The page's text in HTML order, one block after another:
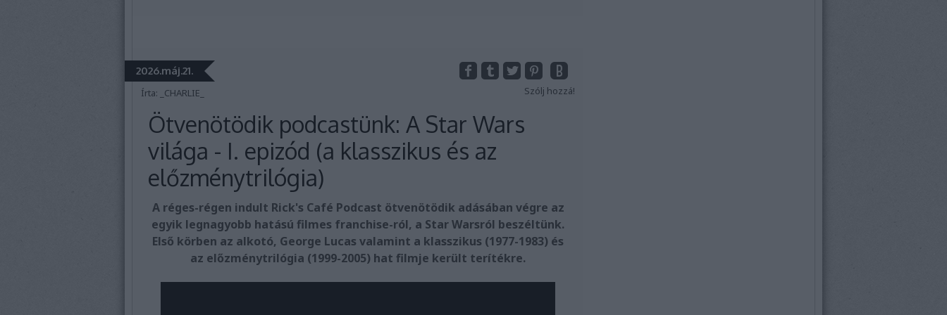
2026.máj.21.
Írta: _CHARLIE_ Szólj hozzá!
Ötvenötödik podcastünk: A Star Wars
világa - I. epizód (a klasszikus és az
előzménytrilógia)
A réges-régen indult Rick's Café Podcast ötvenötödik adásában végre az
egyik legnagyobb hatású filmes franchise-ról, a Star Warsról beszéltünk.
Első körben az alkotó, George Lucas valamint a klasszikus (1977-1983) és
az előzménytrilógia (1999-2005) hat filmje került terítékre.